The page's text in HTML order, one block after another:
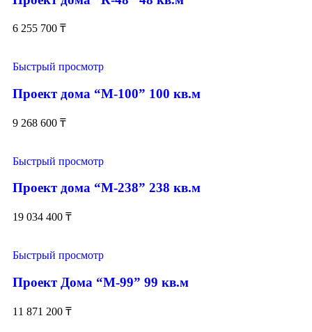
6 255 700 ₸
Быстрый просмотр
Проект дома “М-100” 100 кв.м
9 268 600 ₸
Быстрый просмотр
Проект дома “М-238” 238 кв.м
19 034 400 ₸
Быстрый просмотр
Проект Дома “М-99” 99 кв.м
11 871 200 ₸